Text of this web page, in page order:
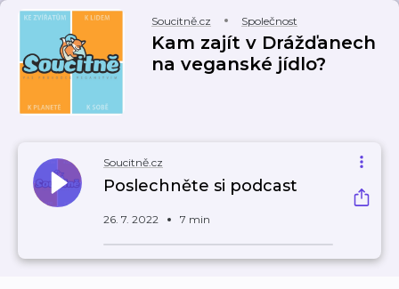
Soucitně.cz Společnost
Kam zajít v Drážďanech
na veganské jídlo?
Soucitně.cz
Poslechněte si podcast
26. 7. 2022 7 min